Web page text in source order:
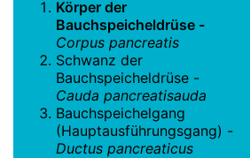
Körper der
Bauchspeicheldrüse -
Corpus pancreatis
Schwanz der
Bauchspeicheldrüse -
Cauda pancreatisauda
Bauchspeichelgang
(Hauptausführungsgang) -
Ductus pancreaticus